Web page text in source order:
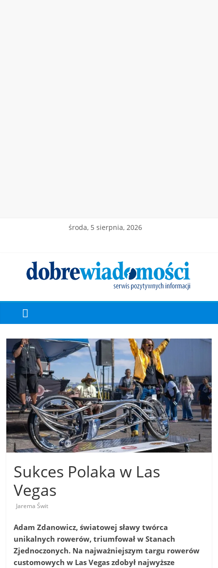
środa, 5 sierpnia, 2026
Sukces Polaka w Las
Vegas
Jarema Świt
Adam Zdanowicz, światowej sławy twórca
unikalnych rowerów, triumfował w Stanach
Zjednoczonych. Na najważniejszym targu rowerów
customowych w Las Vegas zdobył najwyższe